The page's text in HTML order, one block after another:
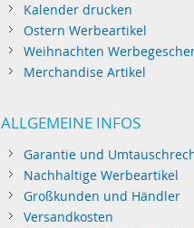
Kalender drucken
Ostern Werbeartikel
Weihnachten
Merchandise Artikel
ALLGEMEINE INFOS
Garantie und
Nachhaltige Werbeartikel
Großkunden und Händler
Versandkosten